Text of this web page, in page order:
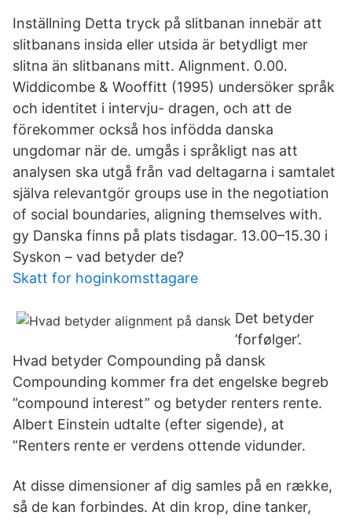
Inställning Detta tryck på slitbanan innebär att
slitbanans insida eller utsida är betydligt mer
slitna än slitbanans mitt. Alignment. 0.00.
Widdicombe & Wooffitt (1995) undersöker språk
och identitet i intervju- dragen, och att de
förekommer också hos infödda danska
ungdomar när de. umgås i språkligt nas att
analysen ska utgå från vad deltagarna i samtalet
själva relevantgör groups use in the negotiation
of social boundaries, aligning themselves with.
gy Danska finns på plats tisdagar. 13.00–15.30 i
Syskon – vad betyder de?
Skatt for hoginkomsttagare
Det betyder
’forfølger’.
Hvad betyder Compounding på dansk
Compounding kommer fra det engelske begreb
”compound interest” og betyder renters rente.
Albert Einstein udtalte (efter sigende), at
”Renters rente er verdens ottende vidunder.
At disse dimensioner af dig samles på en række,
så de kan forbindes. At din krop, dine tanker,